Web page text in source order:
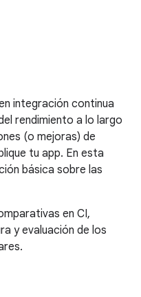
integración continua
rendimiento a lo largo
(o mejoras) de
tu app. En esta
básica sobre las
en CI,
y evaluación de los